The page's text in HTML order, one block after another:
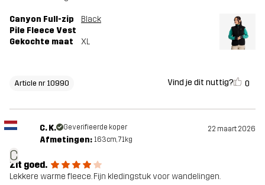
Canyon Full-zip
Pile Fleece Vest
Black
Gekochte maat XL
Article nr 10990 Vind je dit nuttig? 0
C
C. K. Geverifieerde koper 22 maart 2026
Afmetingen: 163cm, 71kg
Zit goed.
Lekkere warme fleece. Fijn kledingstuk voor wandelingen.